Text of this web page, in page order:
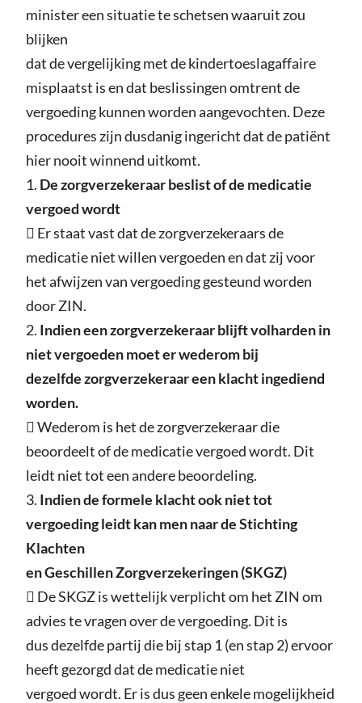
minister een situatie te schetsen waaruit zou
blijken
dat de vergelijking met de kindertoeslagaffaire
misplaatst is en dat beslissingen omtrent de
vergoeding kunnen worden aangevochten. Deze
procedures zijn dusdanig ingericht dat de patiënt
hier nooit winnend uitkomt.
1. De zorgverzekeraar beslist of de medicatie
vergoed wordt
 Er staat vast dat de zorgverzekeraars de
medicatie niet willen vergoeden en dat zij voor
het afwijzen van vergoeding gesteund worden
door ZIN.
2. Indien een zorgverzekeraar blijft volharden in
niet vergoeden moet er wederom bij
dezelfde zorgverzekeraar een klacht ingediend
worden.
 Wederom is het de zorgverzekeraar die
beoordeelt of de medicatie vergoed wordt. Dit
leidt niet tot een andere beoordeling.
3. Indien de formele klacht ook niet tot
vergoeding leidt kan men naar de Stichting
Klachten
en Geschillen Zorgverzekeringen (SKGZ)
 De SKGZ is wettelijk verplicht om het ZIN om
advies te vragen over de vergoeding. Dit is
dus dezelfde partij die bij stap 1 (en stap 2) ervoor
heeft gezorgd dat de medicatie niet
vergoed wordt. Er is dus geen enkele mogelijkheid